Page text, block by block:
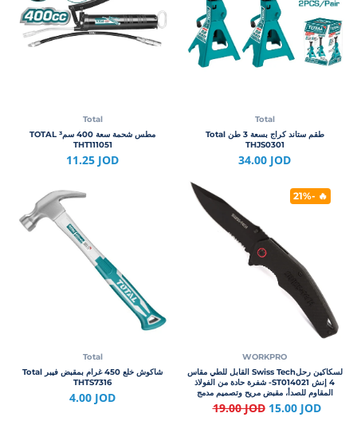
Total
طقم ستاند كراج بسعة 3 طن Total
THJS0301
34.00 JOD
Total
مطس شحمة سعة 400 سم³ TOTAL
THT111051
11.25 JOD
🔥 -21%
WORKPRO
لسكاكين رحلSwiss Tech القابل للطي مقاس
4 إنش ST014021- شفرة حادة من الفولاذ
المقاوم للصدأ، مقبض مريح وتصميم مدمج
للمغامرات والرحلات
19.00 JOD15.00 JOD
Total
شاكوش خلع 450 غرام بمقبض فيبر Total
THTS7316
4.00 JOD